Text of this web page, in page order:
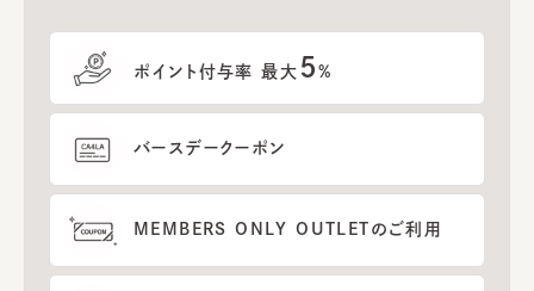
ポイント付与率 最大 5%
バースデークーポン
MEMBERS ONLY OUTLETのご利用